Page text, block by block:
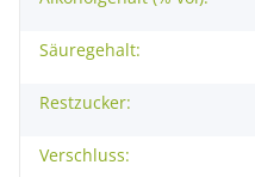
Säuregehalt:
Restzucker:
Verschluss: